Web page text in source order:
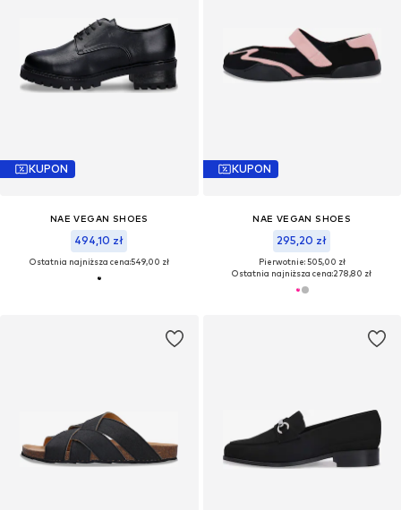
KUPON
NAE VEGAN SHOES
494,10 zł
Ostatnia najniższa cena:549,00 zł
KUPON
NAE VEGAN SHOES
295,20 zł
Pierwotnie: 505,00 zł
Ostatnia najniższa cena:278,80 zł